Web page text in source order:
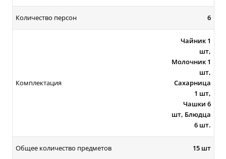
Количество персон 6
Комплектация
Чайник 1
шт,
Молочник 1
шт,
Сахарница
1 шт,
Чашки 6
шт, Блюдца
6 шт.
Общее количество предметов 15 шт